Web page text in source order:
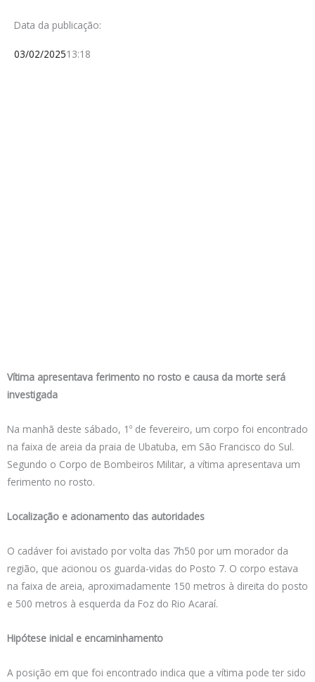
Data da publicação:
03/02/202513:18
Vítima apresentava ferimento no rosto e causa da morte será
investigada
Na manhã deste sábado, 1º de fevereiro, um corpo foi encontrado
na faixa de areia da praia de Ubatuba, em São Francisco do Sul.
Segundo o Corpo de Bombeiros Militar, a vítima apresentava um
ferimento no rosto.
Localização e acionamento das autoridades
O cadáver foi avistado por volta das 7h50 por um morador da
região, que acionou os guarda-vidas do Posto 7. O corpo estava
na faixa de areia, aproximadamente 150 metros à direita do posto
e 500 metros à esquerda da Foz do Rio Acaraí.
Hipótese inicial e encaminhamento
A posição em que foi encontrado indica que a vítima pode ter sido